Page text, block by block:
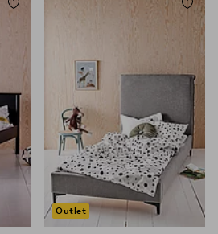
Lisää suosikkeihin
Outlet
Lisää